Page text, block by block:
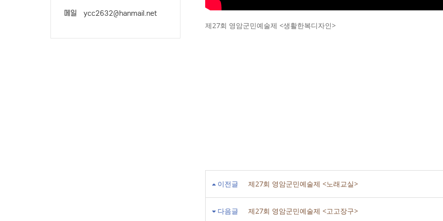
메일 ycc2632@hanmail.net
제27회 영암군민예술제 <생활한복디자인>
이전글 제27회 영암군민예술제 <노래교실>
다음글 제27회 영암군민예술제 <고고장구>